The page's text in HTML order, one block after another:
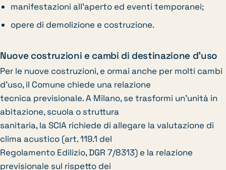
manifestazioni all’aperto ed eventi temporanei;
opere di demolizione e costruzione.
Nuove costruzioni e cambi di destinazione d’uso
Per le nuove costruzioni, e ormai anche per molti cambi
d’uso, il Comune chiede una relazione
tecnica previsionale. A Milano, se trasformi un’unità in
abitazione, scuola o struttura
sanitaria, la SCIA richiede di allegare la valutazione di
clima acustico (art. 119.1 del
Regolamento Edilizio, DGR 7/8313) e la relazione
previsionale sul rispetto dei